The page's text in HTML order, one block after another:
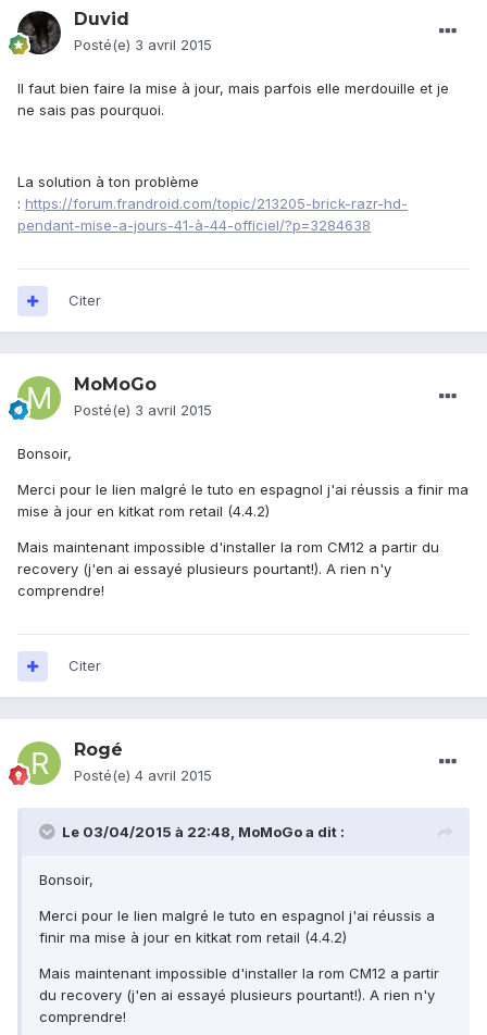
Duvid
Posté(e) 3 avril 2015
Il faut bien faire la mise à jour, mais parfois elle merdouille et je
ne sais pas pourquoi.
La solution à ton problème
: https://forum.frandroid.com/topic/213205-brick-razr-hd-
pendant-mise-a-jours-41-à-44-officiel/?p=3284638
Citer
MoMoGo
Posté(e) 3 avril 2015
Bonsoir,
Merci pour le lien malgré le tuto en espagnol j'ai réussis a finir ma
mise à jour en kitkat rom retail (4.4.2)
Mais maintenant impossible d'installer la rom CM12 a partir du
recovery (j'en ai essayé plusieurs pourtant!). A rien n'y
comprendre!
Citer
Rogé
Posté(e) 4 avril 2015
Le 03/04/2015 à 22:48, MoMoGo a dit :
Bonsoir,
Merci pour le lien malgré le tuto en espagnol j'ai réussis a
finir ma mise à jour en kitkat rom retail (4.4.2)
Mais maintenant impossible d'installer la rom CM12 a partir
du recovery (j'en ai essayé plusieurs pourtant!). A rien n'y
comprendre!